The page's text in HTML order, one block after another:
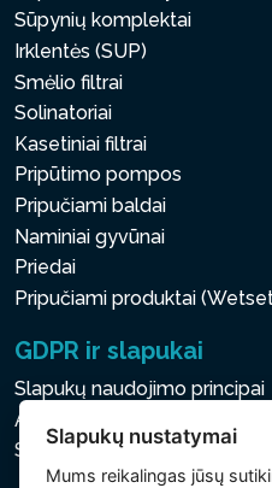
Sūpynių komplektai
Irklentės (SUP)
Smėlio filtrai
Solinatoriai
Kasetiniai filtrai
Pripūtimo pompos
Pripučiami baldai
Naminiai gyvūnai
Priedai
Pripučiami produktai
GDPR ir slapukai
Slapukų naudojimo principai
Asmens ir kitų tvarkomų
Slapukų nustatymai
Slapukų nustatymai
Mums reikalingas jūsų